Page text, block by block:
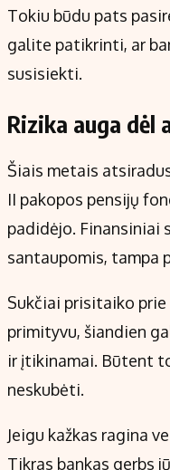
Tokiu būdu pats
galite patikrinti, ar
susisiekti.
Rizika auga dėl
Šiais metais
II pakopos pensijų
padidėjo. Finansiniai
santaupomis, tampa
Sukčiai prisitaiko
primityvu, šiandien
ir įtikinamai. Būtent
neskubėti.
Jeigu kažkas ragina
Tikras bankas gerbs